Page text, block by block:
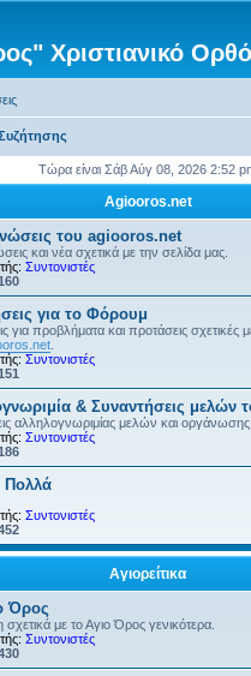
Χριστιανικό
Τώρα είναι Σάβ Αύγ 08, 2026 2:52
Agiooros.net
του agiooros.net
και νέα σχετικά με την σελίδα μας.
Συντονιστές
για το Φόρουμ
για προβλήματα και προτάσεις σχετικές
Συντονιστές
& Συναντήσεις μελών
αλληλογνωριμίας μελών και
Συντονιστές
Πολλά
Συντονιστές
Αγιορείτικα
Όρος
με το Αγιο Όρος γενικότερα.
Συντονιστές